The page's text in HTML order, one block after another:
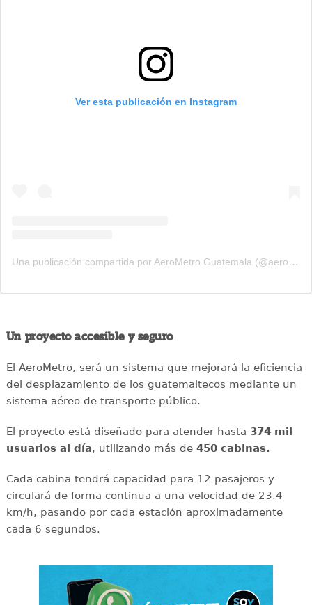
Ver esta publicación en Instagram
Una publicación compartida por AeroMetro Guatemala (@aerometrogt)
Un proyecto accesible y seguro
El AeroMetro, será un sistema que mejorará la eficiencia
del desplazamiento de los guatemaltecos mediante un
sistema aéreo de transporte público.
El proyecto está diseñado para atender hasta 374 mil
usuarios al día, utilizando más de 450 cabinas.
Cada cabina tendrá capacidad para 12 pasajeros y
circulará de forma continua a una velocidad de 23.4
km/h, pasando por cada estación aproximadamente
cada 6 segundos.